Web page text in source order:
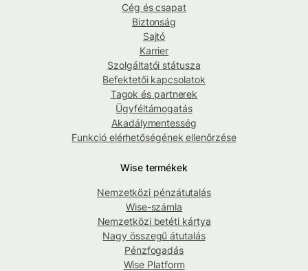
Cég és csapat
Biztonság
Sajtó
Karrier
Szolgáltatói státusza
Befektetői kapcsolatok
Tagok és partnerek
Ügyféltámogatás
Akadálymentesség
Funkció elérhetőségének ellenőrzése
Wise termékek
Nemzetközi pénzátutalás
Wise-számla
Nemzetközi betéti kártya
Nagy összegű átutalás
Pénzfogadás
Wise Platform